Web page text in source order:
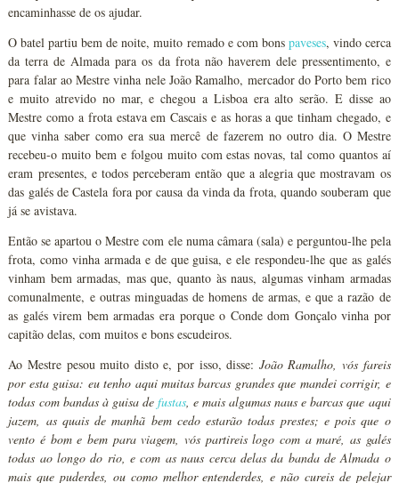
encaminhasse de os ajudar.
O batel partiu bem de noite, muito remado e com bons paveses, vindo cerca
da terra de Almada para os da frota não haverem dele pressentimento, e
para falar ao Mestre vinha nele João Ramalho, mercador do Porto bem rico
e muito atrevido no mar, e chegou a Lisboa era alto serão. E disse ao
Mestre como a frota estava em Cascais e as horas a que tinham chegado, e
que vinha saber como era sua mercê de fazerem no outro dia. O Mestre
recebeu-o muito bem e folgou muito com estas novas, tal como quantos aí
eram presentes, e todos perceberam então que a alegria que mostravam os
das galés de Castela fora por causa da vinda da frota, quando souberam que
já se avistava.
Então se apartou o Mestre com ele numa câmara (sala) e perguntou-lhe pela
frota, como vinha armada e de que guisa, e ele respondeu-lhe que as galés
vinham bem armadas, mas que, quanto às naus, algumas vinham armadas
comunalmente, e outras minguadas de homens de armas, e que a razão de
as galés virem bem armadas era porque o Conde dom Gonçalo vinha por
capitão delas, com muitos e bons escudeiros.
Ao Mestre pesou muito disto e, por isso, disse: João Ramalho, vós fareis
por esta guisa: eu tenho aqui muitas barcas grandes que mandei corrigir, e
todas com bandas à guisa de fustas, e mais algumas naus e barcas que aqui
jazem, as quais de manhã bem cedo estarão todas prestes; e pois que o
vento é bom e bem para viagem, vós partireis logo com a maré, as galés
todas ao longo do rio, e com as naus cerca delas da banda de Almada o
mais que puderdes, ou como melhor entenderdes, e não cureis de pelejar